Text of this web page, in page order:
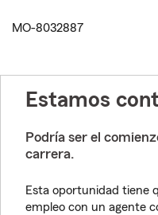
MO-8032887
Estamos
Podría ser el
carrera.
Esta oportunidad tiene
empleo con un agente